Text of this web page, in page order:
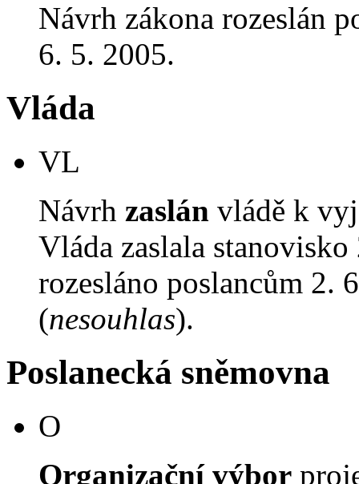
Návrh zákona rozeslán
6. 5. 2005.
Vláda
VL
Návrh zaslán vládě k
Vláda zaslala
rozesláno poslancům 2.
(nesouhlas).
Poslanecká sněmovna
O
Organizační výbor